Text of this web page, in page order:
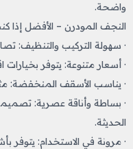
واضحة.
النجف المودرن – الأفضل إذا
· سهولة التركيب والتنظيف:
· أسعار متنوعة: يتوفر
· يناسب الأسقف المنخفضة:
· بساطة وأناقة عصرية:
الحديثة.
· مرونة في الاستخدام: